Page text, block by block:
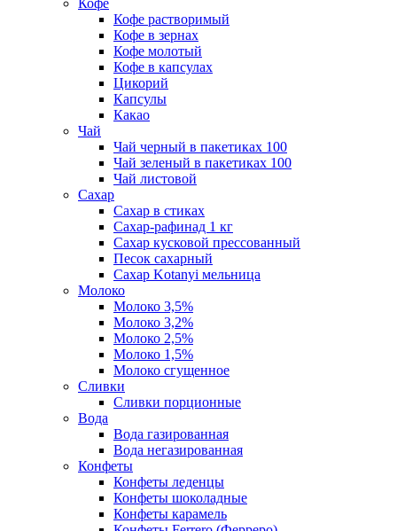
Кофе
Кофе растворимый
Кофе в зернах
Кофе молотый
Кофе в капсулах
Цикорий
Капсулы
Какао
Чай
Чай черный в пакетиках 100
Чай зеленый в пакетиках 100
Чай листовой
Сахар
Сахар в стиках
Сахар-рафинад 1 кг
Сахар кусковой прессованный
Песок сахарный
Сахар Kotanyi мельница
Молоко
Молоко 3,5%
Молоко 3,2%
Молоко 2,5%
Молоко 1,5%
Молоко сгущенное
Сливки
Сливки порционные
Вода
Вода газированная
Вода негазированная
Конфеты
Конфеты леденцы
Конфеты шоколадные
Конфеты карамель